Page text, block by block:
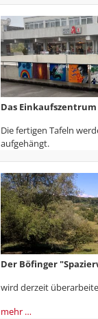
Das
Die fertigen Tafeln
aufgehängt.
Der Böfinger
wird derzeit
mehr …